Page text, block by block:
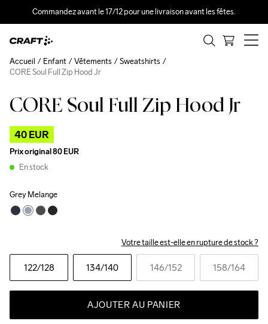
Commandez avant le 17/12 pour une livraison avant les fêtes.
CORE Soul Full Zip Hood Jr
40 EUR
Prix original80 EUR
En stock
Grey Melange
Votre taille est-elle en rupture de stock ?
122/128 134/140 146/152 158/164
AJOUTER AU PANIER
Accueil Enfant Vêtements
Sweatshirts
CORE Soul Full Zip Hood Jr
Outlet